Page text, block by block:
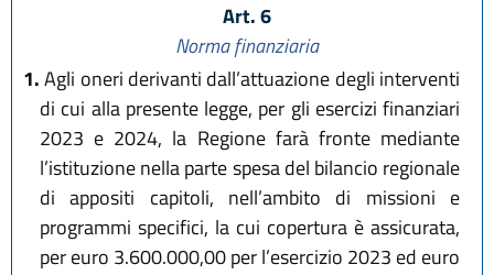
Art. 6
Norma finanziaria
1.Agli oneri derivanti dall’attuazione degli interventi
di cui alla presente legge, per gli esercizi finanziari
2023 e 2024, la Regione farà fronte mediante
l’istituzione nella parte spesa del bilancio regionale
di appositi capitoli, nell’ambito di missioni e
programmi specifici, la cui copertura è assicurata,
per euro 3.600.000,00 per l’esercizio 2023 ed euro